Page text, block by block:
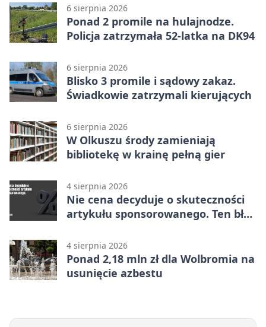
6 sierpnia 2026
Ponad 2 promile na hulajnodze.
Policja zatrzymała 52-latka na DK94
6 sierpnia 2026
Blisko 3 promile i sądowy zakaz.
Świadkowie zatrzymali kierujących
6 sierpnia 2026
W Olkuszu środy zamieniają
bibliotekę w krainę pełną gier
4 sierpnia 2026
Nie cena decyduje o skuteczności
artykułu sponsorowanego. Ten błąd
4 sierpnia 2026
Ponad 2,18 mln zł dla Wolbromia na
usunięcie azbestu